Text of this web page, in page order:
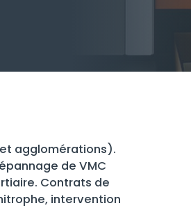
agglomérations).
de VMC
Contrats de
intervention